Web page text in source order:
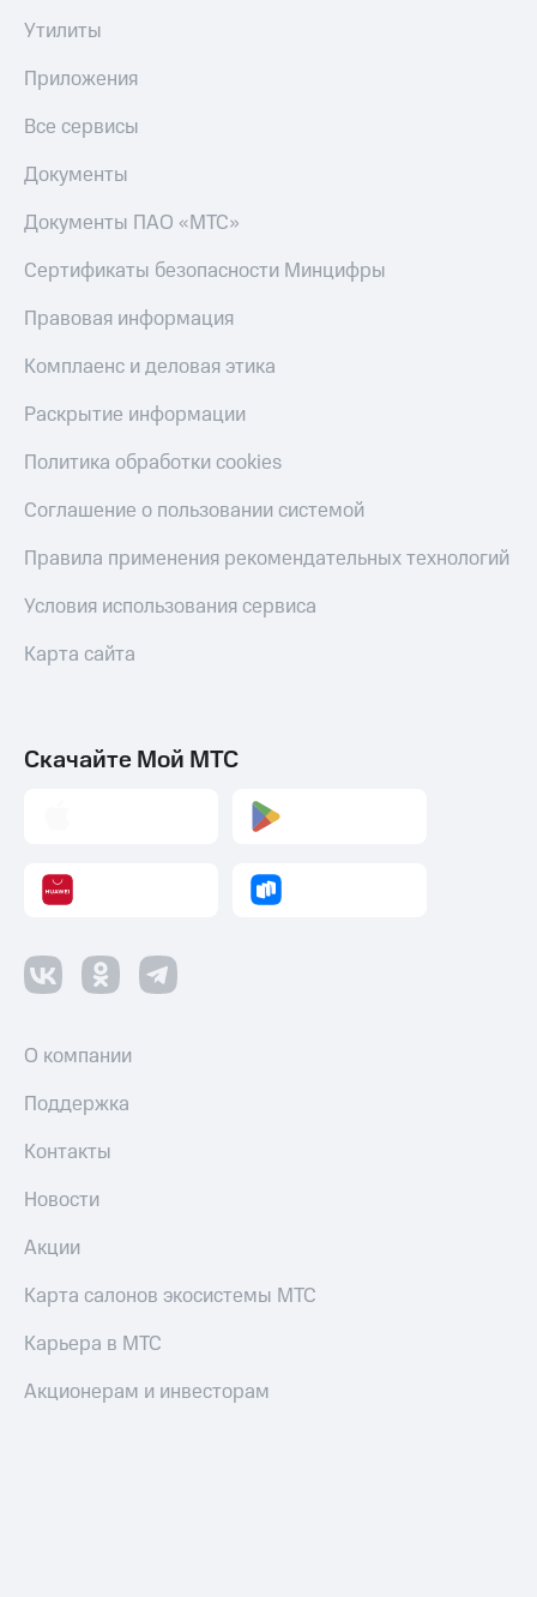
Утилиты
Приложения
Все сервисы
Документы
Документы ПАО «МТС»
Сертификаты безопасности Минцифры
Правовая информация
Комплаенс и деловая этика
Раскрытие информации
Политика обработки cookies
Соглашение о пользовании системой
Правила применения рекомендательных технологий
Условия использования сервиса
Карта сайта
Скачайте Мой МТС
О компании
Поддержка
Контакты
Новости
Акции
Карта салонов экосистемы МТС
Карьера в МТС
Акционерам и инвесторам